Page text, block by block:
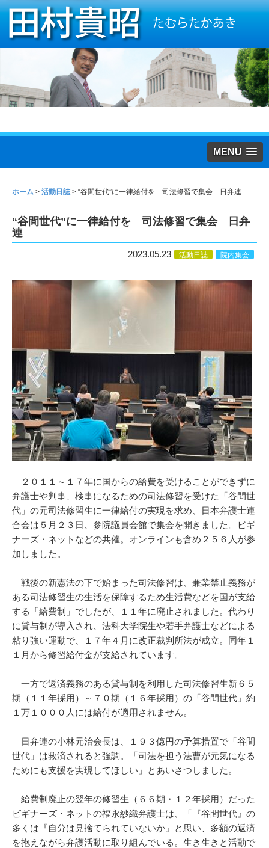
MENU
ホーム > 活動日誌> “谷間世代”に一律給付を 司法修習で集会 日弁連
“谷間世代”に一律給付を 司法修習で集会 日弁
連
2023.05.23 活動日誌 院内集会
２０１１～１７年に国からの給費を受けることができずに
弁護士や判事、検事になるための司法修習を受けた「谷間世
代」の元司法修習生に一律給付の実現を求め、日本弁護士連
合会は５月２３日、参院議員会館で集会を開きました。ビギ
ナーズ・ネットなどの共催。オンラインも含め２５６人が参
加しました。
戦後の新憲法の下で始まった司法修習は、兼業禁止義務が
ある司法修習生の生活を保障するため生活費などを国が支給
する「給費制」でしたが、１１年に廃止されました。代わり
に貸与制が導入され、法科大学院生や若手弁護士などによる
粘り強い運動で、１７年４月に改正裁判所法が成立。同年１
１月から修習給付金が支給されています。
一方で返済義務のある貸与制を利用した司法修習生新６５
期（１１年採用）～７０期（１６年採用）の「谷間世代」約
１万１０００人には給付が適用されません。
日弁連の小林元治会長は、１９３億円の予算措置で「谷間
世代」は救済されると強調。「司法を担う法曹が元気になる
ためにも支援を実現してほしい」とあいさつしました。
給費制廃止の翌年の修習生（６６期・１２年採用）だった
ビギナーズ・ネットの福永紗織弁護士は、「『谷間世代』の
多くは『自分は見捨てられていないか』と思い、多額の返済
を抱えながら弁護活動に取り組んでいる。生き生きと活動で